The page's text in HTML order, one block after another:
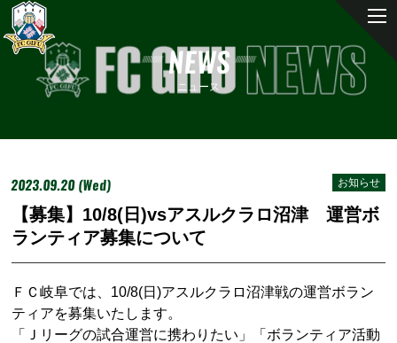
NEWS
ニュース
2023.09.20 (Wed) お知らせ
【募集】10/8(日)vsアスルクラロ沼津 運営ボ
ランティア募集について
ＦＣ岐阜では、10/8(日)アスルクラロ沼津戦の運営ボラン
ティアを募集いたします。
「Ｊリーグの試合運営に携わりたい」「ボランティア活動